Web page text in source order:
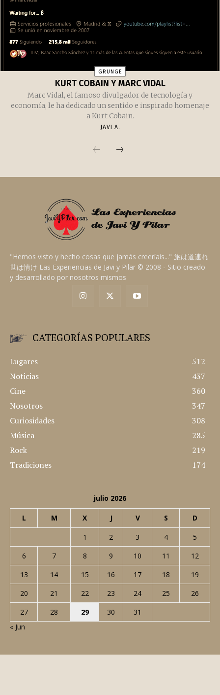
GRUNGE
KURT COBAIN Y MARC VIDAL
Marc Vidal, el famoso divulgador de tecnología y
economía, le ha dedicado un sentido e inspirado homenaje
a Kurt Cobain.
JAVI A.
"Hemos visto y hecho cosas que jamás creeríais..." 旅は道連れ
世は情け Las Experiencias de Javi y Pilar © 2008 - Sitio creado
y desarrollado por nosotros mismos
CATEGORÍAS POPULARES
Lugares
512
Noticias
437
Cine
360
Nosotros
347
Curiosidades
308
Música
285
Rock
219
Tradiciones
174
julio 2026
L M X J V S D
1 2 3 4
5
6
7 8 9 10 11
12
13
14 15 16 17 18
19
20
21 22 23 24 25
26
27
28 29 30
31
« Jun